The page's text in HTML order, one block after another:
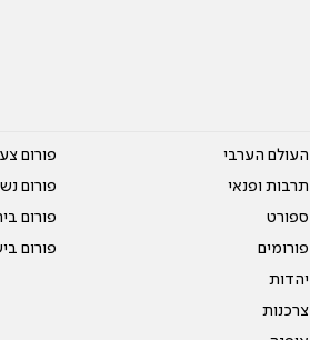
העולם הערבי
תרבות ופנאי
ספורט
פורומים
יהדות
צרכנות
פורום
פורום
פורום
פורום